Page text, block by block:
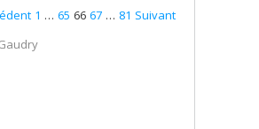
1 … 65 66 67 … 81 Suivant